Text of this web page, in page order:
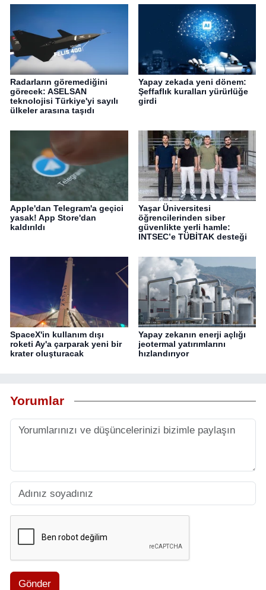
Radarların göremediğini
görecek: ASELSAN
teknolojisi Türkiye'yi sayılı
ülkeler arasına taşıdı
Yapay zekada yeni dönem:
Şeffaflık kuralları yürürlüğe
girdi
Apple'dan Telegram'a geçici
yasak! App Store'dan
kaldırıldı
Yaşar Üniversitesi
öğrencilerinden siber
güvenlikte yerli hamle:
INTSEC’e TÜBİTAK desteği
SpaceX'in kullanım dışı
roketi Ay'a çarparak yeni bir
krater oluşturacak
Yapay zekanın enerji açlığı
jeotermal yatırımlarını
hızlandırıyor
Yorumlar
Gönder